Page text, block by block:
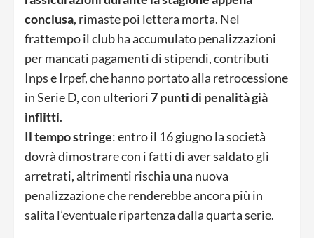
conclusa, rimaste poi lettera morta. Nel
frattempo il club ha accumulato penalizzazioni
per mancati pagamenti di stipendi, contributi
Inps e Irpef, che hanno portato alla retrocessione
in Serie D, con ulteriori7 punti di penalità già
inflitti.
Il tempo stringe: entro il 16 giugno la società
dovrà dimostrare con i fatti di aver saldato gli
arretrati, altrimenti rischia una nuova
penalizzazione che renderebbe ancora più in
salita l’eventuale ripartenza dalla quarta serie.